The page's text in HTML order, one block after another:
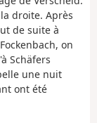
droite. Après
de suite à
on
Schäfers
une nuit
ont été